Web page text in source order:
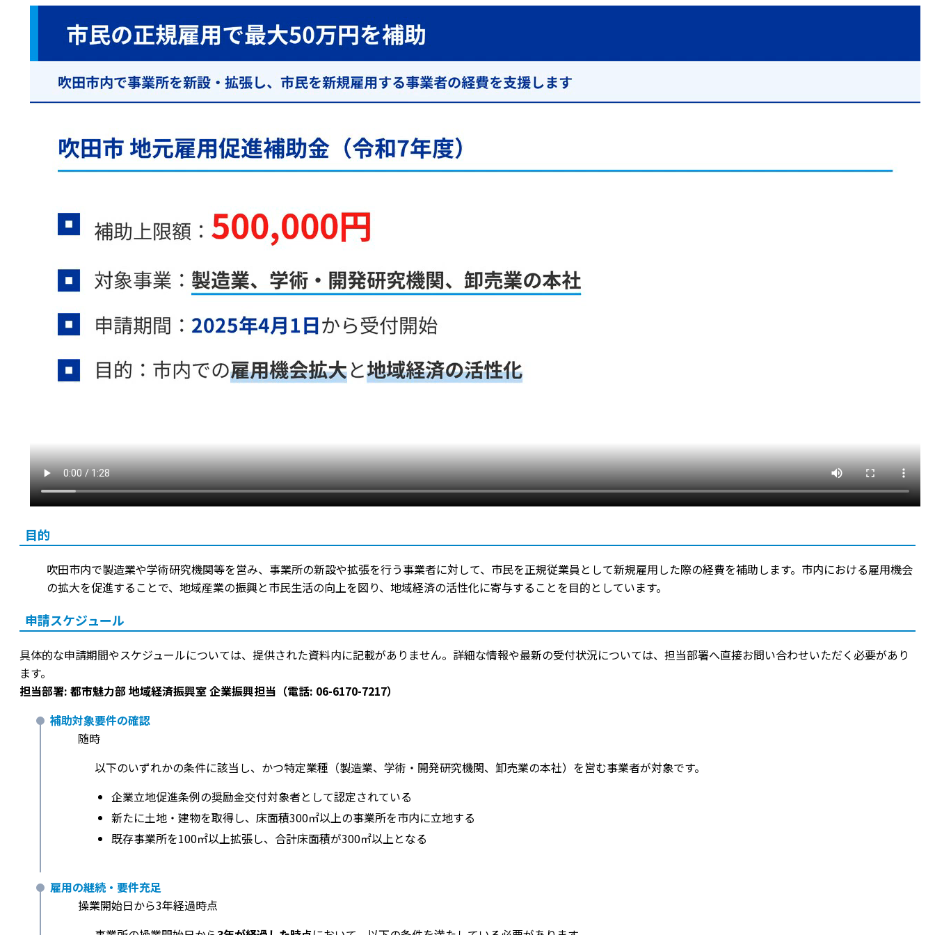
目的
吹田市内で製造業や学術研究機関等を営み、事業所の新設や拡張を行う事業者に対して、市民を正規従業員として新規雇用した際の経費を補助します。市内における雇用機会
の拡大を促進することで、地域産業の振興と市民生活の向上を図り、地域経済の活性化に寄与することを目的としています。
申請スケジュール
具体的な申請期間やスケジュールについては、提供された資料内に記載がありません。詳細な情報や最新の受付状況については、担当部署へ直接お問い合わせいただく必要があり
ます。
担当部署: 都市魅力部 地域経済振興室 企業振興担当（電話: 06-6170-7217）
補助対象要件の確認
随時
以下のいずれかの条件に該当し、かつ特定業種（製造業、学術・開発研究機関、卸売業の本社）を営む事業者が対象です。
企業立地促進条例の奨励金交付対象者として認定されている
新たに土地・建物を取得し、床面積300㎡以上の事業所を市内に立地する
既存事業所を100㎡以上拡張し、合計床面積が300㎡以上となる
雇用の継続・要件充足
操業開始日から3年経過時点